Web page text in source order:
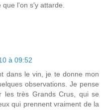
l'on s'y attarde.
à 09:52
dans le vin, je te donne mon
observations. Je pense
les très Grands Crus, qui se
qui prennent vraiment de la